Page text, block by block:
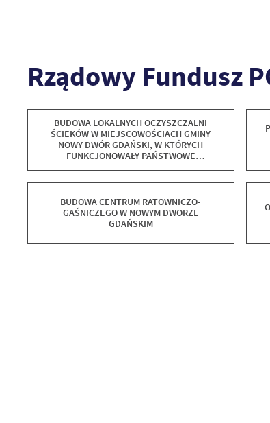
Rządowy Fundusz
BUDOWA LOKALNYCH OCZYSZCZALNI
ŚCIEKÓW W MIEJSCOWOŚCIACH GMINY
NOWY DWÓR GDAŃSKI, W KTÓRYCH
FUNKCJONOWAŁY PAŃSTWOWE
PRZEDSIĘBIORSTWA GOSPODARKI ROLNEJ
BUDOWA CENTRUM RATOWNICZO-
GAŚNICZEGO W NOWYM DWORZE
GDAŃSKIM